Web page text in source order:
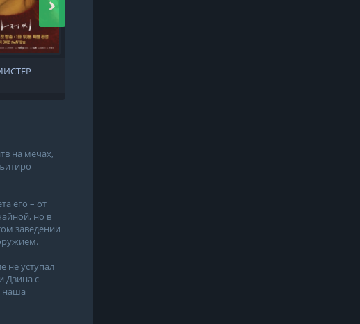
на мечах,
его – от
но в
заведении
не уступал
Дзина с
наша